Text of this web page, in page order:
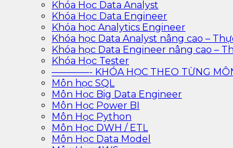
Khóa Học Data Analyst
Khóa Học Data Engineer
Khóa học Analytics Engineer
Khóa học Data Analyst nâng cao –
Khóa học Data Engineer nâng cao –
Khóa Học Tester
————- KHÓA HỌC THEO TỪNG
Môn học SQL
Môn Học Big Data Engineer
Môn Học Power BI
Môn Học Python
Môn Học DWH / ETL
Môn Học Data Model